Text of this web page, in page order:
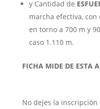
y Cantidad de
marcha efectiva,
en torno a 700 m y
caso 1.110 m.
FICHA MIDE DE ESTA
No dejes la